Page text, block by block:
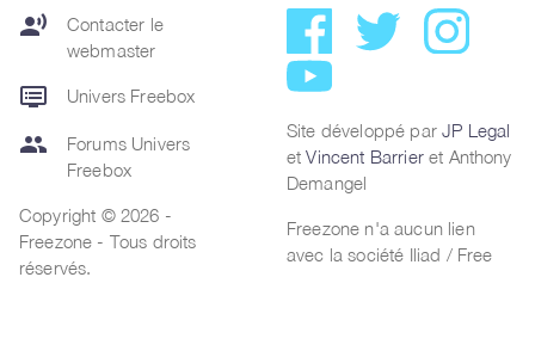
record_voice_over
Contacter le
webmaster
dvr Univers Freebox
group
Forums Univers
Freebox
Copyright © 2026 -
Freezone - Tous droits
réservés.
Site développé parJP Legal
etVincent Barrieret Anthony
Demangel
Freezone n'a aucun lien
avec la société Iliad / Free